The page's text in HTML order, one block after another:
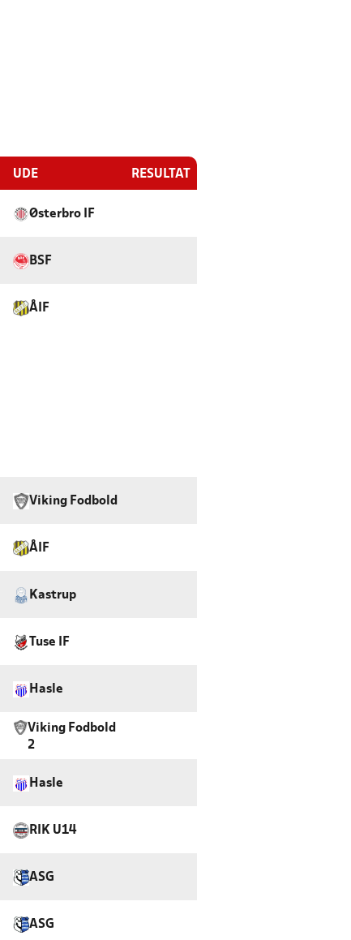
UDE RESULTAT
Østerbro IF
BSF
ÅIF
Viking Fodbold
ÅIF
Kastrup
Tuse IF
Hasle
Viking Fodbold
2
Hasle
RIK U14
ASG
ASG